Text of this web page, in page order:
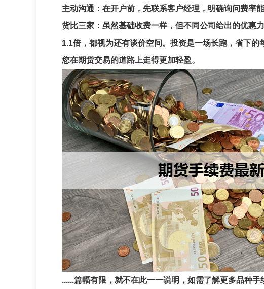
主动沟通 ：在开户前，先联系客户经理，明确询问费率
货比三家 ：虽然基础收费一样，但不同公司给出的优惠
1.1倍，都视为还有谈价空间。投资是一场长跑，省下
您在期货交易的道路上走得更加轻盈。
......篇幅有限，就不在此一一说明，如需了解更多品种